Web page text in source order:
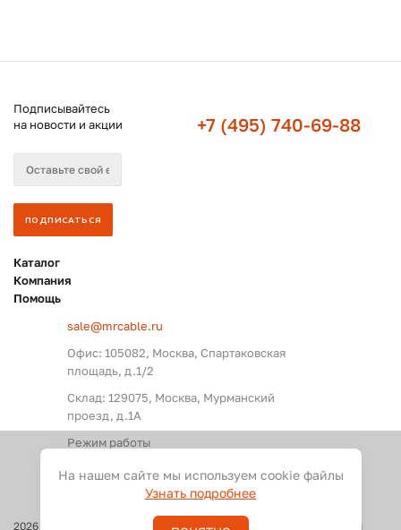
Подписывайтесь
на новости и акции
+7 (495) 740-69-88
Каталог
Компания
Помощь
sale@mrcable.ru
Офис: 105082, Москва, Спартаковская
площадь, д.1/2
Склад: 129075, Москва, Мурманский
проезд, д.1А
Режим работы
2026 Оптовые поставки кабелей и разъемов для аудио, видео и
На нашем сайте мы используем cookie файлы
Узнать подробнее